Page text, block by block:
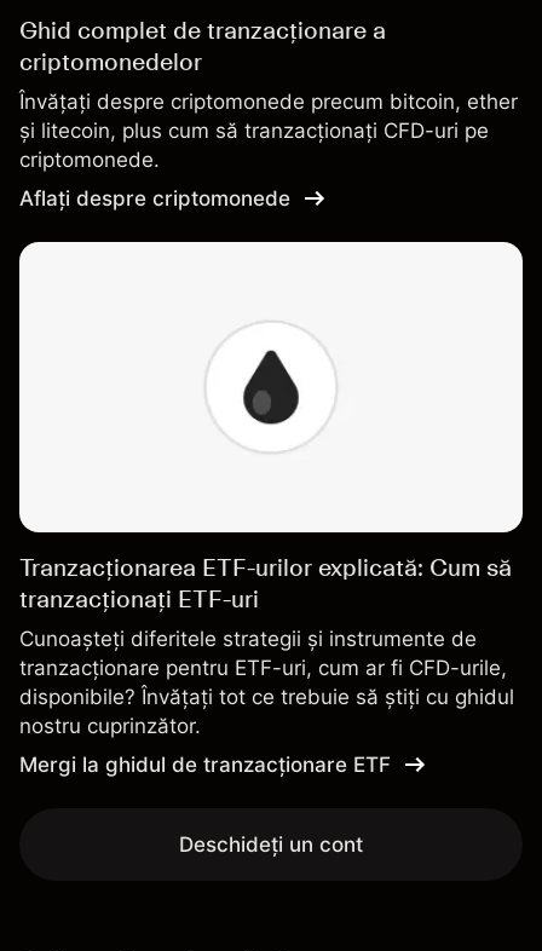
Ghid complet de tranzacționare a
criptomonedelor
Învățați despre criptomonede precum bitcoin, ether
și litecoin, plus cum să tranzacționați CFD-uri pe
criptomonede.
Aflați despre criptomonede
Tranzacționarea ETF-urilor explicată: Cum să
tranzacționați ETF-uri
Cunoașteți diferitele strategii și instrumente de
tranzacționare pentru ETF-uri, cum ar fi CFD-urile,
disponibile? Învățați tot ce trebuie să știți cu ghidul
nostru cuprinzător.
Mergi la ghidul de tranzacționare ETF
Deschideți un cont